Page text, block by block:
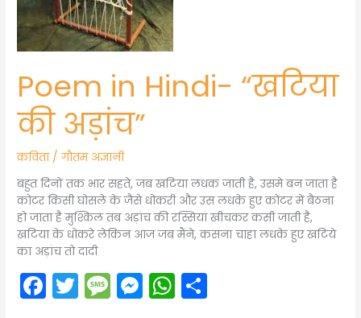
Poem in Hindi- “खटिया
की अड़ांच”
कविता/गौतम अज्ञानी
बहुत दिनों तक भार सहते, जब खटिया लधक जाती है, उसमे बन जाता है
कोटर किसी घोसले के जैसे धोकरी और उस लधके हुए कोटर में बैठना
हो जाता है मुश्किल तब अड़ांच की रस्सियां खीचकर कसी जाती है,
खटिया के धोकरे लेकिन आज जब मैंने, कसना चाहा लधके हुए खटिये
का अड़ांच तो दादी
F T M M W